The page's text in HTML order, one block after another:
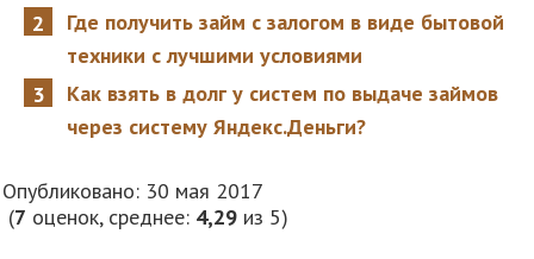
Где получить займ с залогом в виде бытовой
техники с лучшими условиями
Как взять в долг у систем по выдаче займов
через систему Яндекс.Деньги?
Опубликовано: 30 мая 2017
(7 оценок, среднее: 4,29 из 5)